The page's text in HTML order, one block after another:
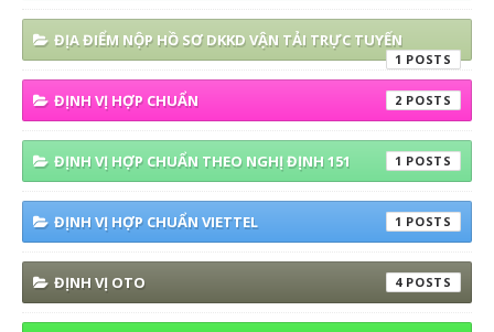
ĐỊA ĐIỂM NỘP HỒ SƠ DKKD VẬN TẢI TRỰC TUYẾN
1
ĐỊNH VỊ HỢP CHUẨN 2
ĐỊNH VỊ HỢP CHUẨN THEO NGHỊ ĐỊNH 151 1
ĐỊNH VỊ HỢP CHUẨN VIETTEL 1
ĐỊNH VỊ OTO 4